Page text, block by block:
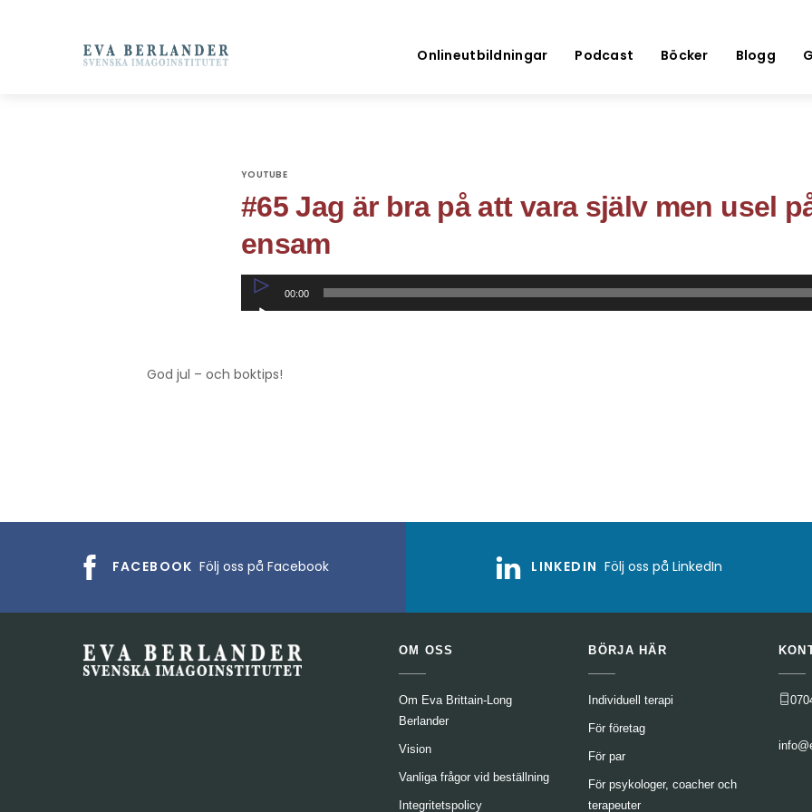
Onlineutbildningar Podcast Böcker Blogg
YOUTUBE
#65 Jag är bra på att vara själv men usel
ensam
Ljudspelare
00:00
God jul – och boktips!
FACEBOOK Följ oss på Facebook LINKEDIN Följ oss på LinkedIn
OM OSS
Om Eva Brittain-Long
Berlander
Vision
Vanliga frågor vid beställning
Integritetspolicy
BÖRJA HÄR
Individuell terapi
För företag
För par
För psykologer, coacher och
terapeuter